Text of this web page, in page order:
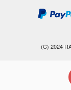
(C) 2024